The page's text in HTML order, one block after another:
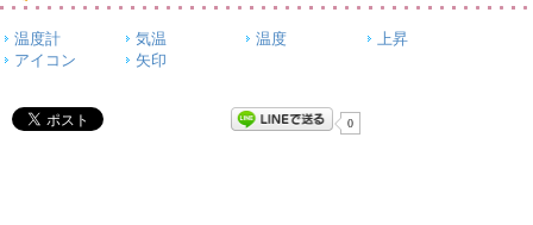
温度計 気温 温度
上昇
アイコン
矢印
0